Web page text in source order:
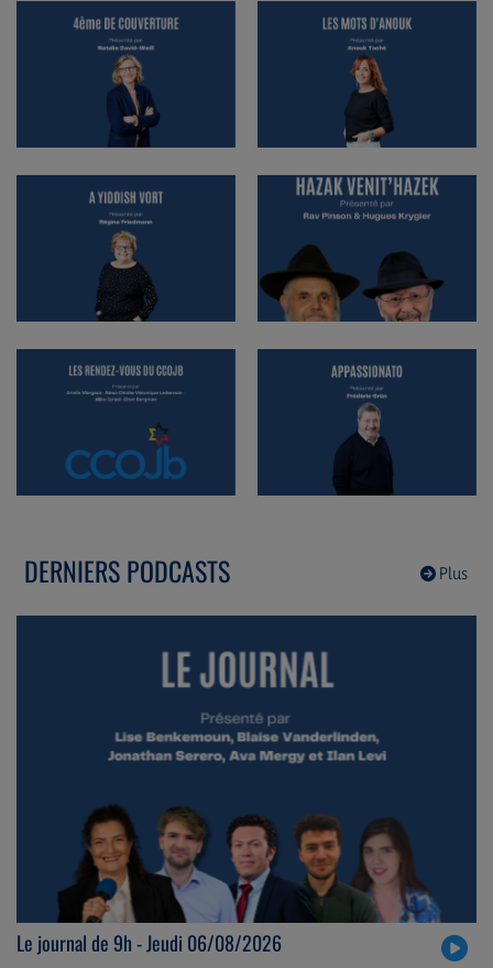
Plus
DERNIERS PODCASTS
Le journal de 9h - Jeudi 06/08/2026